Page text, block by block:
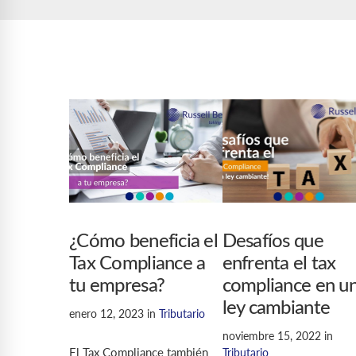
¿Cómo beneficia el
Tax Compliance a
tu empresa?
enero 12, 2023 in Tributario
El Tax Compliance también
Desafíos que
enfrenta el tax
compliance en
ley cambiante
noviembre 15, 2022 in
Tributario